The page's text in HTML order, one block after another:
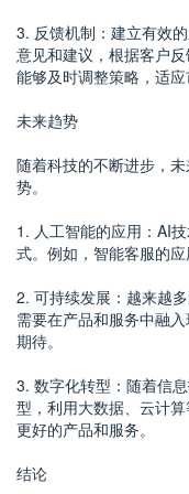
3. 反馈机制：建立有效
意见和建议，根据客户
能够及时调整策略，适应
未来趋势
随着科技的不断进步，
势。
1. 人工智能的应用：AI
式。例如，智能客服的应
2. 可持续发展：越来越
需要在产品和服务中融
期待。
3. 数字化转型：随着信
型，利用大数据、云计
更好的产品和服务。
结论